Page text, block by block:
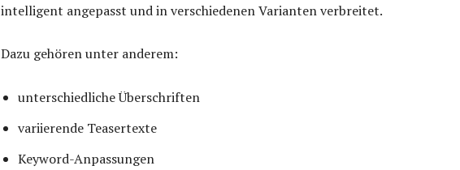
intelligent angepasst und in verschiedenen Varianten verbreitet.
Dazu gehören unter anderem:
unterschiedliche Überschriften
variierende Teasertexte
Keyword-Anpassungen